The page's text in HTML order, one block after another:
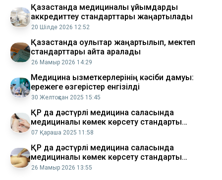
Қазақстанда медициналық ұйымдарды
аккредиттеу стандарттары жаңартылады
20 Шілде 2026 12:52
Қазақстанда оқулықтар жаңартылып, мектеп
стандарттары қайта қаралады
26 Мамыр 2026 14:29
Медицина қызметкерлерінің кәсіби дамуы:
ережеге өзгерістер енгізілді
30 Желтоқсан 2025 15:45
ҚР да дәстүрлі медицина саласында
медициналық көмек көрсету стандарты
әзірленді
07 Қараша 2025 11:58
ҚР да дәстүрлі медицина саласында
медициналық көмек көрсету стандарты
бекітілді
26 Мамыр 2026 13:55